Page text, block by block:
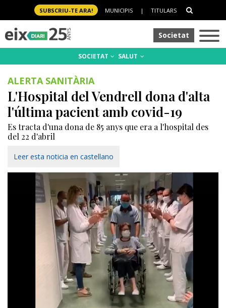
SUBSCRIU-TE ARA! MUNICIPIS | TITULARS
Societat
SOCIETAT SALUT
ALERTA SANITÀRIA
L'Hospital del Vendrell dona d'alta
l'última pacient amb covid-19
Es tracta d'una dona de 85 anys que era a l'hospital des
del 22 d'abril
Leer esta noticia en castellano